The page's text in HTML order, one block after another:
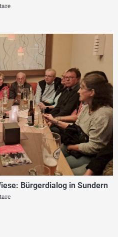
Bürgerdialog in Sundern